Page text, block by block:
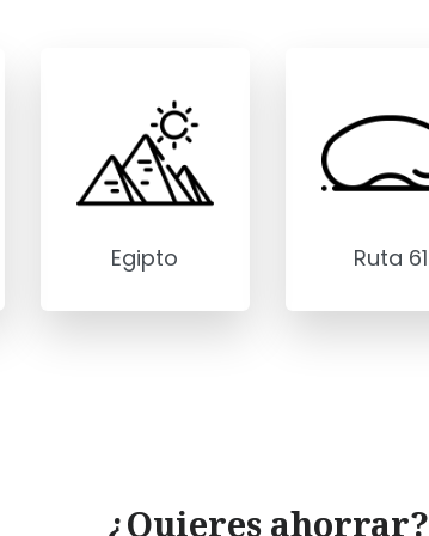
Egipto Ruta 61
¿Quieres ahorrar?